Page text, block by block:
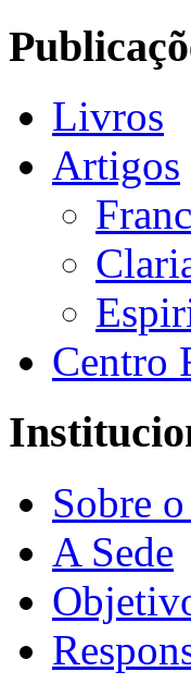
Livros
Artigos
Centro
Sobre
A Sede